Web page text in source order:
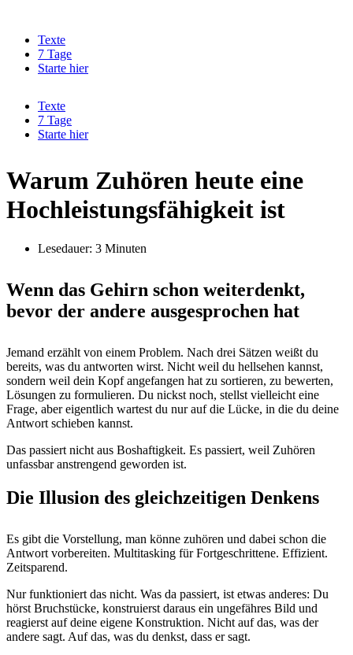
springenTexte
7 Tage
Starte hier
Texte
7 Tage
Starte hier
Warum Zuhören heute eine
Hochleistungsfähigkeit ist
Lesedauer: 3 Minuten
Wenn das Gehirn schon weiterdenkt,
bevor der andere ausgesprochen hat
Jemand erzählt von einem Problem. Nach drei Sätzen weißt du
bereits, was du antworten wirst. Nicht weil du hellsehen kannst,
sondern weil dein Kopf angefangen hat zu sortieren, zu bewerten,
Lösungen zu formulieren. Du nickst noch, stellst vielleicht eine
Frage, aber eigentlich wartest du nur auf die Lücke, in die du deine
Antwort schieben kannst.
Das passiert nicht aus Boshaftigkeit. Es passiert, weil Zuhören
unfassbar anstrengend geworden ist.
Die Illusion des gleichzeitigen Denkens
Es gibt die Vorstellung, man könne zuhören und dabei schon die
Antwort vorbereiten. Multitasking für Fortgeschrittene. Effizient.
Zeitsparend.
Nur funktioniert das nicht. Was da passiert, ist etwas anderes: Du
hörst Bruchstücke, konstruierst daraus ein ungefähres Bild und
reagierst auf deine eigene Konstruktion. Nicht auf das, was der
andere sagt. Auf das, was du denkst, dass er sagt.